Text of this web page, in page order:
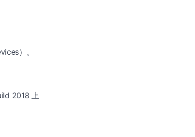
）。
2018 上